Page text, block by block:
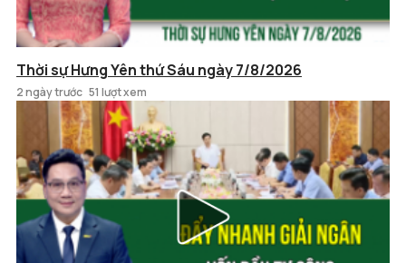
Thời sự Hưng Yên thứ Sáu ngày 7/8/2026
2 ngày trước 51 lượt xem